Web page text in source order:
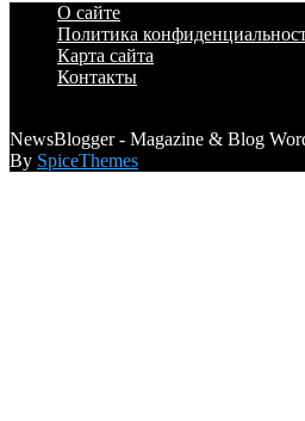
О сайте
Политика
Карта сайта
Контакты
NewsBlogger - Magazine & Blog
By SpiceThemes